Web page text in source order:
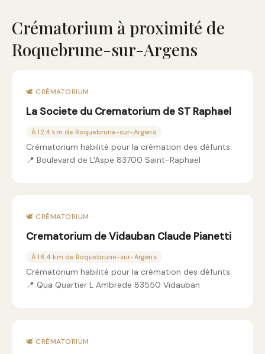
Crématorium à proximité de
Roquebrune-sur-Argens
🕊️ CRÉMATORIUM
La Societe du Crematorium de ST Raphael
À 12.4 km de Roquebrune-sur-Argens
Crématorium habilité pour la crémation des défunts.
📍 Boulevard de L'Aspe 83700 Saint-Raphael
🕊️ CRÉMATORIUM
Crematorium de Vidauban Claude Pianetti
À 16.4 km de Roquebrune-sur-Argens
Crématorium habilité pour la crémation des défunts.
📍 Qua Quartier L Ambrede 83550 Vidauban
🕊️ CRÉMATORIUM